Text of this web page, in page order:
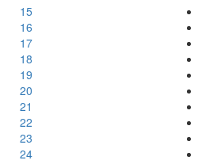
15
16
17
18
19
20
21
22
23
24